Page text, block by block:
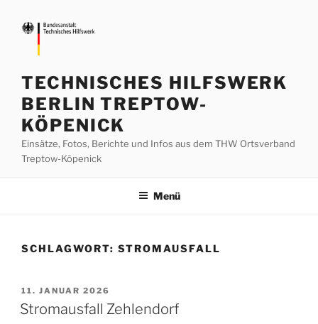
Inhalt
springen
TECHNISCHES HILFSWERK
BERLIN TREPTOW-
KÖPENICK
Einsätze, Fotos, Berichte und Infos aus dem THW Ortsverband
Treptow-Köpenick
Menü
SCHLAGWORT: STROMAUSFALL
VERÖFFENTLICHT
AM
11. JANUAR 2026
Stromausfall Zehlendorf